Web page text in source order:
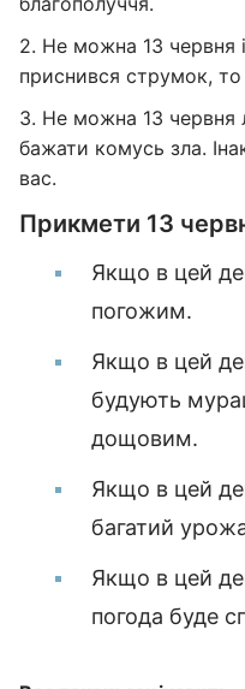
2. Не можна 13 червня
приснився струмок,
3. Не можна 13 червня
бажати комусь зла.
вас.
Прикмети 13
Якщо в цей
погожим.
Якщо в цей
будують
дощовим.
Якщо в цей
багатий
Якщо в цей
погода буде